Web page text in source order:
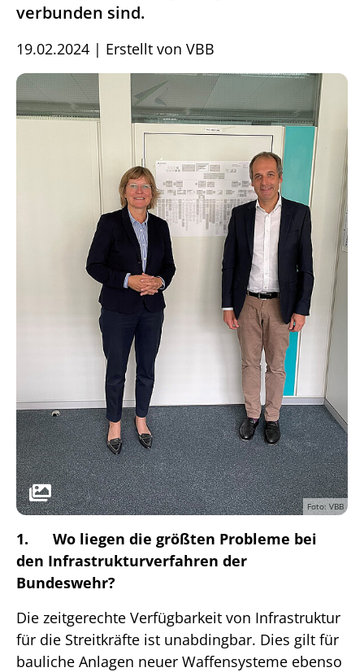
verbunden sind.
19.02.2024 | Erstellt von VBB
Foto: VBB
1. Wo liegen die größten Probleme bei
den Infrastrukturverfahren der
Bundeswehr?
Die zeitgerechte Verfügbarkeit von Infrastruktur
für die Streitkräfte ist unabdingbar. Dies gilt für
bauliche Anlagen neuer Waffensysteme ebenso